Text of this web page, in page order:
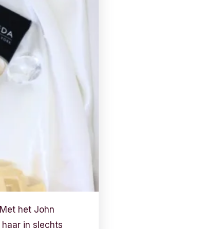
het John
in slechts